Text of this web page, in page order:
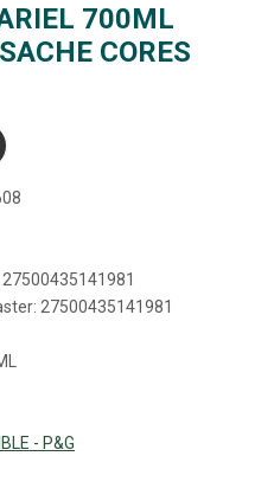
700ML
CORES
27500435141981
- P&G